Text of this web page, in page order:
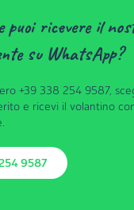
puoi ricevere il
su WhatsApp?
+39 338 254 9587,
e ricevi il volantino
9587